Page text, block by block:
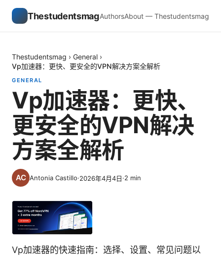
ThestudentsmagAuthorsAbout — Thestudentsmag
Thestudentsmag › General ›
Vp加速器：更快、更安全的VPN解决方案全解析
GENERAL
Vp加速器：更快、
更安全的VPN解决
方案全解析
Antonia Castillo·2026年4月4日·2 min
Vp加速器的快速指南：选择、设置、常见问题以